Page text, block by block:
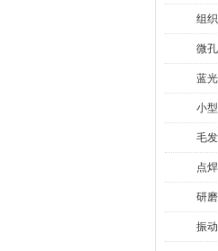
组
微
蓝
小
毛
点
研
振